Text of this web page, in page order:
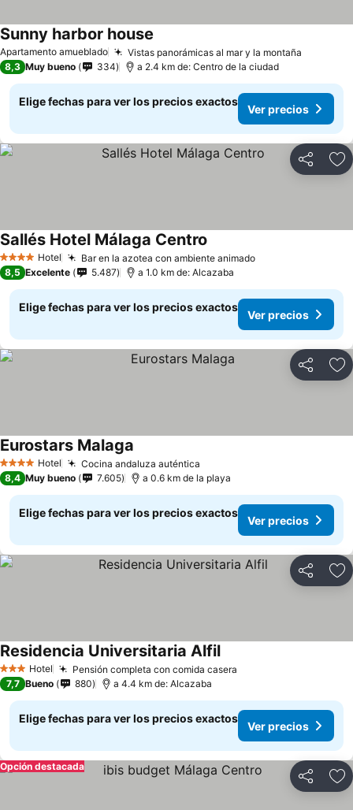
Apartamento amueblado Vistas panorámicas al mar y la montaña
Sunny harbor house
8,3 Muy bueno 334 a 2.4 km de: Centro de la ciudad
Elige fechas para ver los precios exactos
Ver precios
Compartir
4 EstrellasHotel Bar en la azotea con ambiente animado
Sallés Hotel Málaga Centro
8,5 Excelente 5.487 a 1.0 km de: Alcazaba
Elige fechas para ver los precios exactos
Ver precios
Compartir
4 EstrellasHotel Cocina andaluza auténtica
Eurostars Malaga
8,4 Muy bueno 7.605 a 0.6 km de la playa
Elige fechas para ver los precios exactos
Ver precios
Compartir
3 Estrellas
Hotel Pensión completa con comida casera
Residencia Universitaria Alfil
7,7 Bueno 880 a 4.4 km de: Alcazaba
Elige fechas para ver los precios exactos
Ver precios
Compartir
Opción destacada